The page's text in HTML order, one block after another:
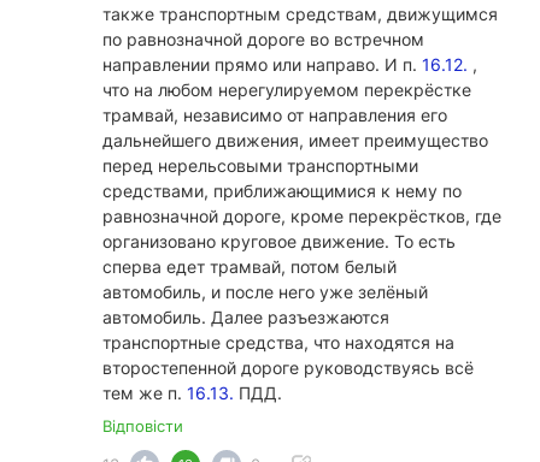
также транспортным средствам, движущимся
по равнозначной дороге во встречном
направлении прямо или направо. И п. 16.12. ,
что на любом нерегулируемом перекрёстке
трамвай, независимо от направления его
дальнейшего движения, имеет преимущество
перед нерельсовыми транспортными
средствами, приближающимися к нему по
равнозначной дороге, кроме перекрёстков, где
организовано круговое движение. То есть
сперва едет трамвай, потом белый
автомобиль, и после него уже зелёный
автомобиль. Далее разъезжаются
транспортные средства, что находятся на
второстепенной дороге руководствуясь всё
тем же п. 16.13. ПДД.
Відповісти